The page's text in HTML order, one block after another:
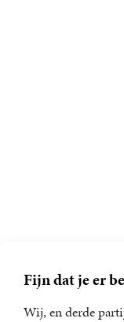
Fijn dat je er
Wij, en derde